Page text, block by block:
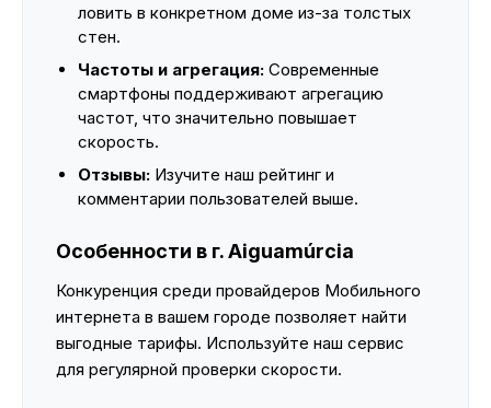
ловить в конкретном доме из-за толстых
стен.
Частоты и агрегация: Современные
смартфоны поддерживают агрегацию
частот, что значительно повышает
скорость.
Отзывы: Изучите наш рейтинг и
комментарии пользователей выше.
Особенности в г. Aiguamúrcia
Конкуренция среди провайдеров Мобильного
интернета в вашем городе позволяет найти
выгодные тарифы. Используйте наш сервис
для регулярной проверки скорости.